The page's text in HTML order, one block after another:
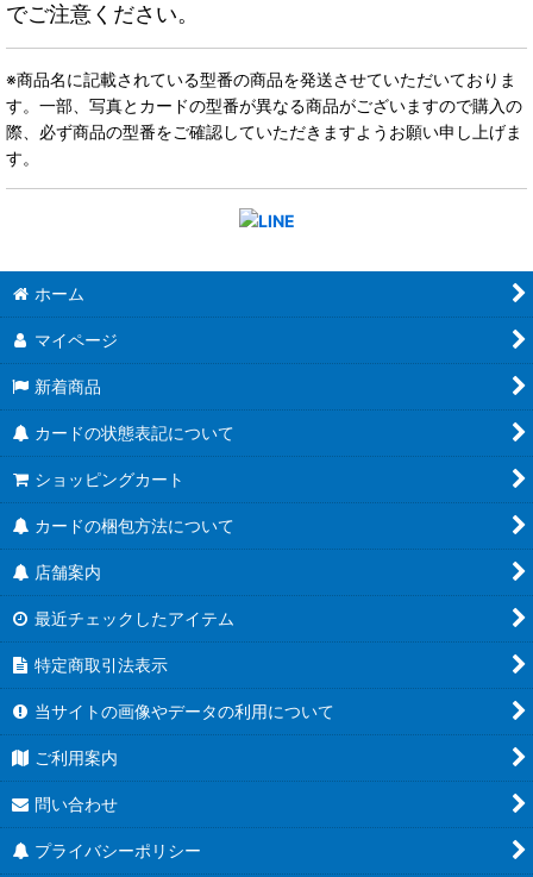
でご注意ください。
※商品名に記載されている型番の商品を発送させていただいておりま
す。一部、写真とカードの型番が異なる商品がございますので購入の
際、必ず商品の型番をご確認していただきますようお願い申し上げま
す。
ホーム
マイページ
新着商品
カードの状態表記について
ショッピングカート
カードの梱包方法について
店舗案内
最近チェックしたアイテム
特定商取引法表示
当サイトの画像やデータの利用について
ご利用案内
問い合わせ
プライバシーポリシー